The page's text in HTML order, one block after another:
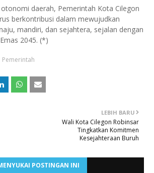
daerah, Pemerintah Kota Cilegon
berkontribusi dalam mewujudkan
mandiri, dan sejahtera, sejalan dengan
2045. (*)
Pemerintah
LEBIH BARU
Wali Kota Cilegon Robinsar
Tingkatkan Komitmen
Kesejahteraan Buruh
POSTINGAN INI